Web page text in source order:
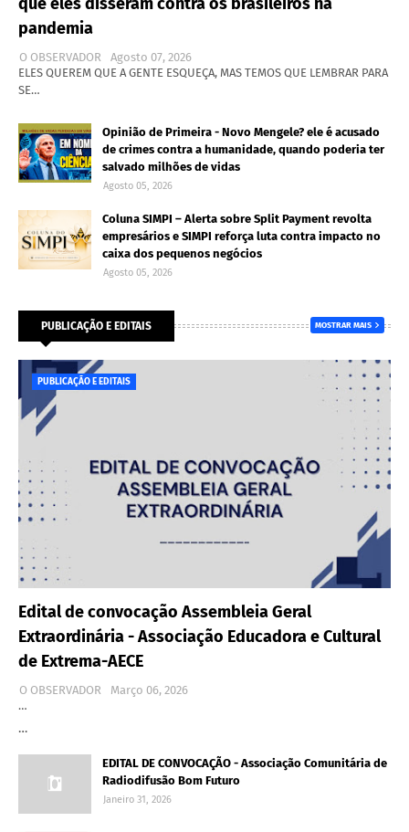
pandemia
O OBSERVADOR
Agosto 07, 2026
ELES QUEREM QUE A GENTE ESQUEÇA, MAS TEMOS QUE LEMBRAR PARA
SE…
Opinião de Primeira - Novo Mengele? ele é acusado
de crimes contra a humanidade, quando poderia ter
salvado milhões de vidas
Agosto 05, 2026
Coluna SIMPI – Alerta sobre Split Payment revolta
empresários e SIMPI reforça luta contra impacto no
caixa dos pequenos negócios
Agosto 05, 2026
PUBLICAÇÃO E EDITAIS MOSTRAR MAIS
PUBLICAÇÃO E EDITAIS
Edital de convocação Assembleia Geral
Extraordinária - Associação Educadora e Cultural
de Extrema-AECE
O OBSERVADOR
Março 06, 2026
…
…
EDITAL DE CONVOCAÇÃO - Associação Comunitária de
Radiodifusão Bom Futuro
Janeiro 31, 2026